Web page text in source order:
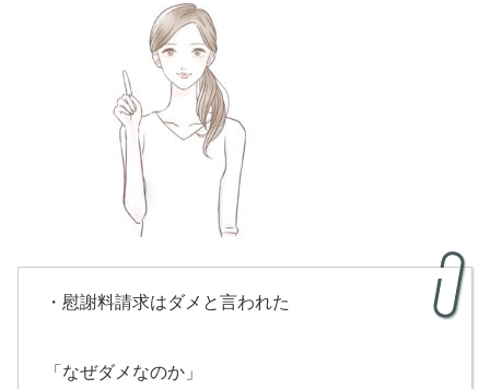
・慰謝料請求はダメと言われた
「なぜダメなのか」